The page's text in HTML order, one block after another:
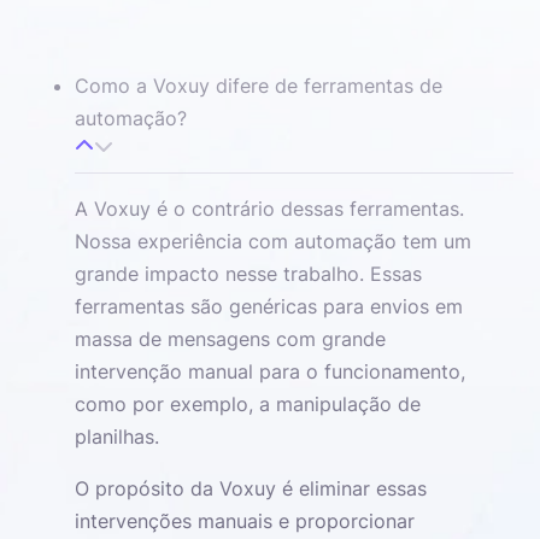
Como a Voxuy difere de ferramentas de
automação?
A Voxuy é o contrário dessas ferramentas.
Nossa experiência com automação tem um
grande impacto nesse trabalho. Essas
ferramentas são genéricas para envios em
massa de mensagens com grande
intervenção manual para o funcionamento,
como por exemplo, a manipulação de
planilhas.
O propósito da Voxuy é eliminar essas
intervenções manuais e proporcionar